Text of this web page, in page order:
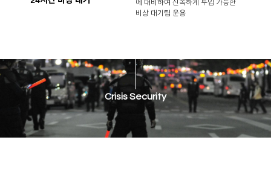
에 대비하여 신속하게 투입 가능한
비상 대기팀 운용
Crisis Security